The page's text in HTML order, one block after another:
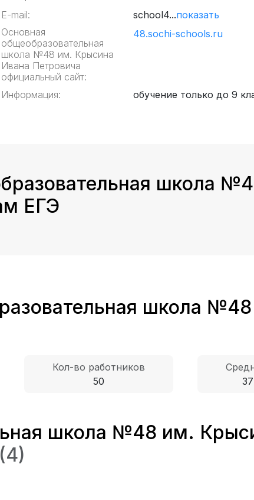
E-mail:
school4...показать
Основная
общеобразовательная
школа №48 им. Крысина
Ивана Петровича
официальный сайт:
48.sochi-schools.ru
Информация: обучение только до 9
школа
ЕГЭ
школа
Кол-во работников
50
школа №48 им.
(4)